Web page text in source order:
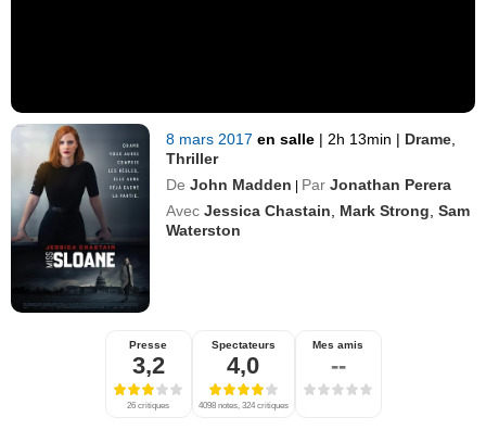
8 mars 2017en salle | 2h 13min | Drame
Thriller
De John Madden | Par Jonathan Perera
Avec Jessica Chastain Mark Strong ,Sam
Waterston
Presse
3,2
26 critiques
Spectateurs
4,0
4098 notes, 324 critiques
Mes amis
--